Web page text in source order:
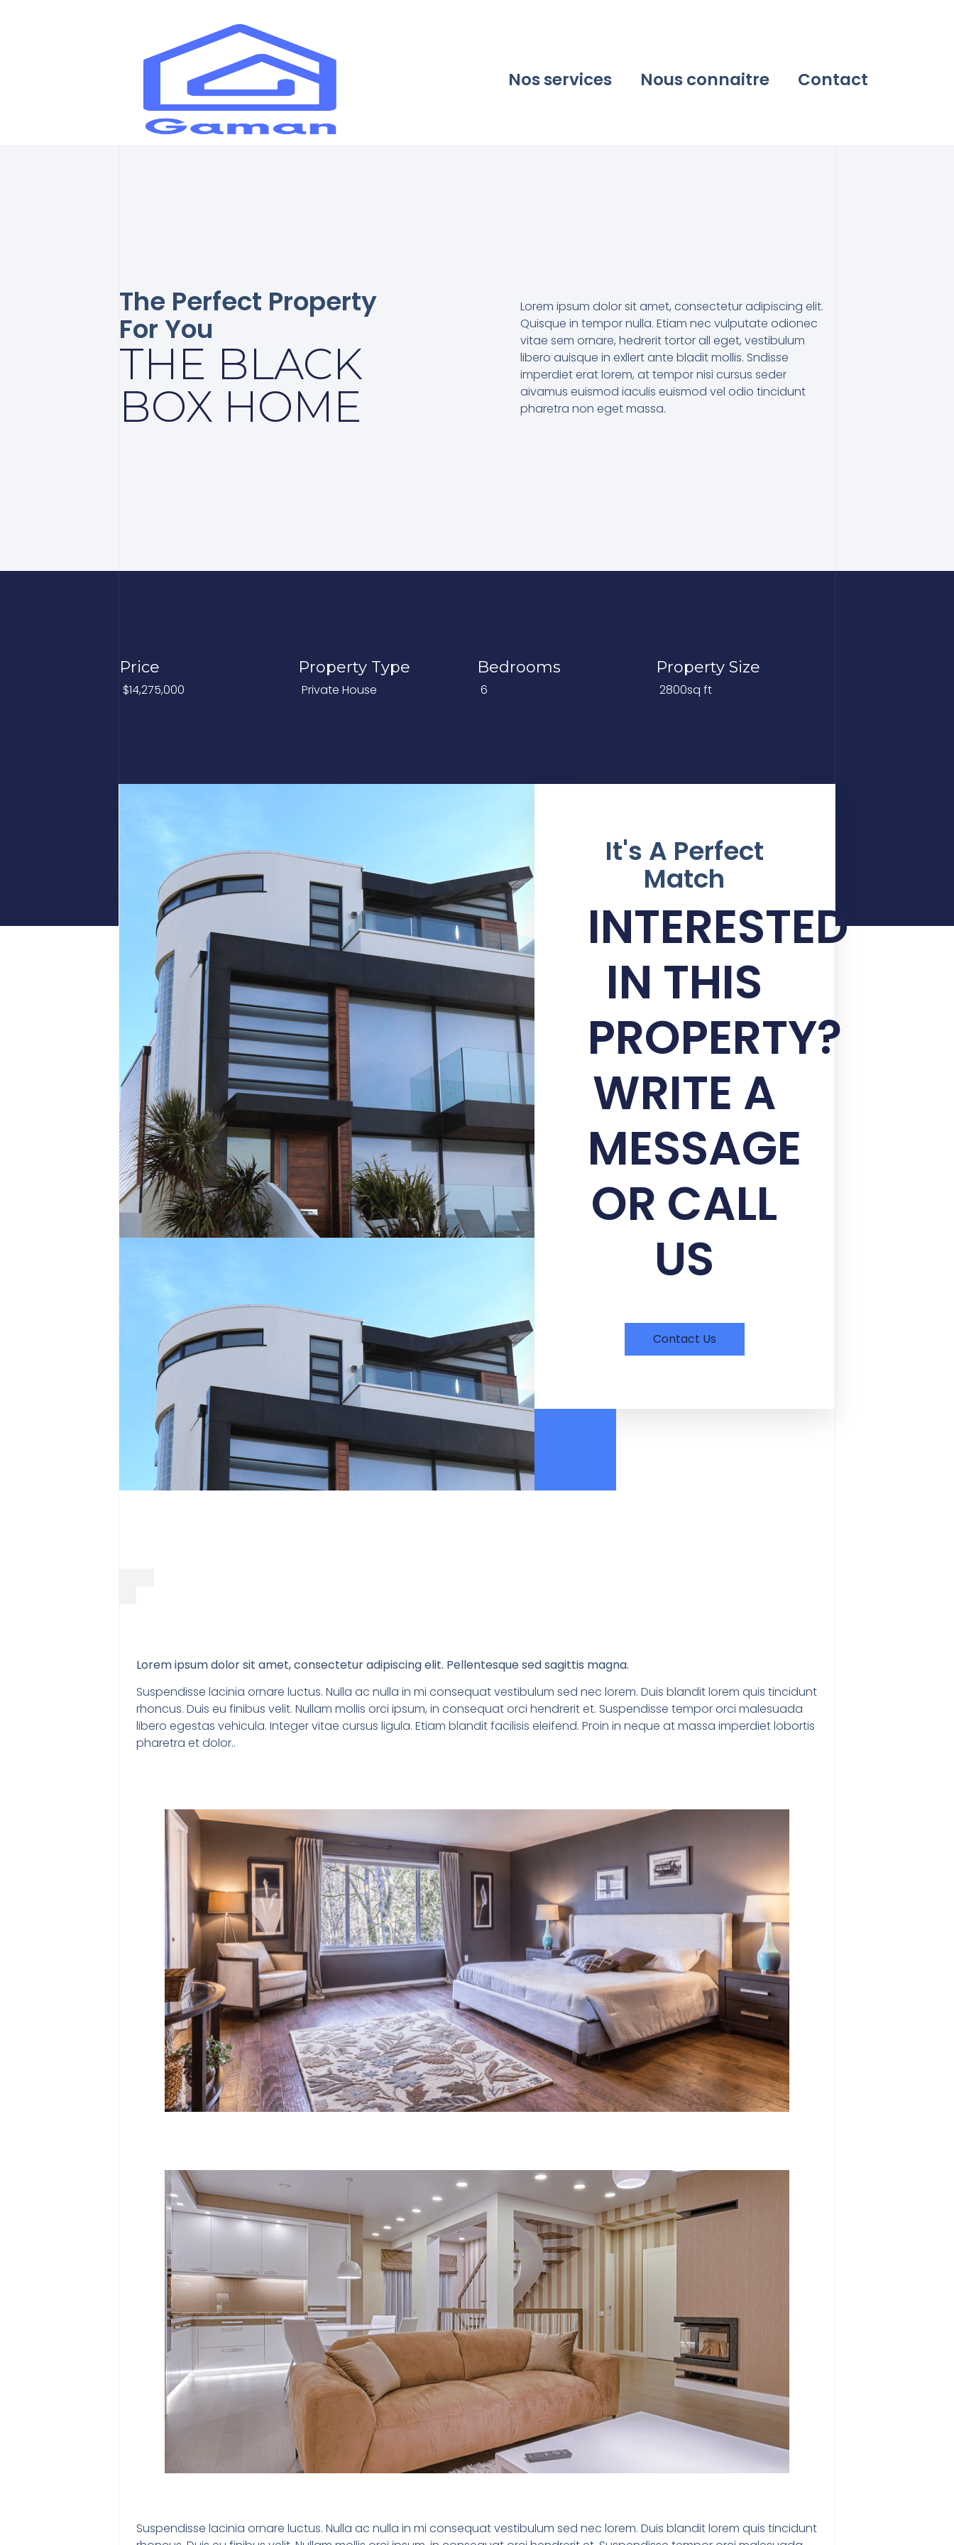
Nos services Nous connaitre Contact
The Perfect Property
For You
THE BLACK
BOX HOME
Lorem ipsum dolor sit amet, consectetur adipiscing elit.
Quisque in tempor nulla. Etiam nec vulputate odionec
vitae sem ornare, hedrerit tortor all eget, vestibulum
libero auisque in exllert ante bladit mollis. Sndisse
imperdiet erat lorem, at tempor nisi cursus seder
aivamus euismod iaculis euismod vel odio tincidunt
pharetra non eget massa.
Price
$14,275,000
Property Type
Private House
Bedrooms
6
Property Size
2800sq ft
It's A Perfect
Match
INTERESTED
IN THIS
PROPERTY?
WRITE A
MESSAGE
OR CALL
US
Contact Us
Lorem ipsum dolor sit amet, consectetur adipiscing elit. Pellentesque sed sagittis magna.
Suspendisse lacinia ornare luctus. Nulla ac nulla in mi consequat vestibulum sed nec lorem. Duis blandit lorem quis tincidunt
rhoncus. Duis eu finibus velit. Nullam mollis orci ipsum, in consequat orci hendrerit et. Suspendisse tempor orci malesuada
libero egestas vehicula. Integer vitae cursus ligula. Etiam blandit facilisis eleifend. Proin in neque at massa imperdiet lobortis
pharetra et dolor..
Suspendisse lacinia ornare luctus. Nulla ac nulla in mi consequat vestibulum sed nec lorem. Duis blandit lorem quis tincidunt